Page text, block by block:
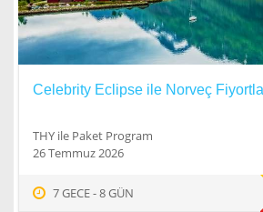
Celebrity Eclipse ile Norveç
THY ile Paket Program
26 Temmuz 2026
7 GECE - 8 GÜN